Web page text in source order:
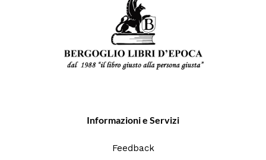
Informazioni e Servizi
Feedback